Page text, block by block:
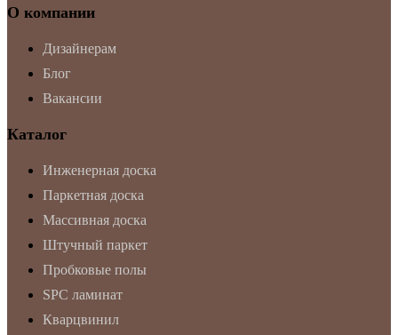
О компании
Дизайнерам
Блог
Вакансии
Каталог
Инженерная доска
Паркетная доска
Массивная доска
Штучный паркет
Пробковые полы
SPC ламинат
Кварцвинил